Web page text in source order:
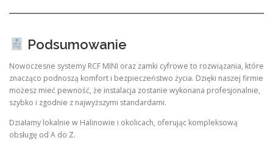
Podsumowanie
Nowoczesne systemy RCF MINI oraz zamki cyfrowe to rozwiązania, które
znacząco podnoszą komfort i bezpieczeństwo życia. Dzięki naszej firmie
możesz mieć pewność, że instalacja zostanie wykonana profesjonalnie,
szybko i zgodnie z najwyższymi standardami.
Działamy lokalnie w Halinowie i okolicach, oferując kompleksową
obsługę od A do Z.